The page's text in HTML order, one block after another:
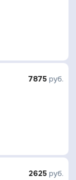
7875 руб.
2625 руб.